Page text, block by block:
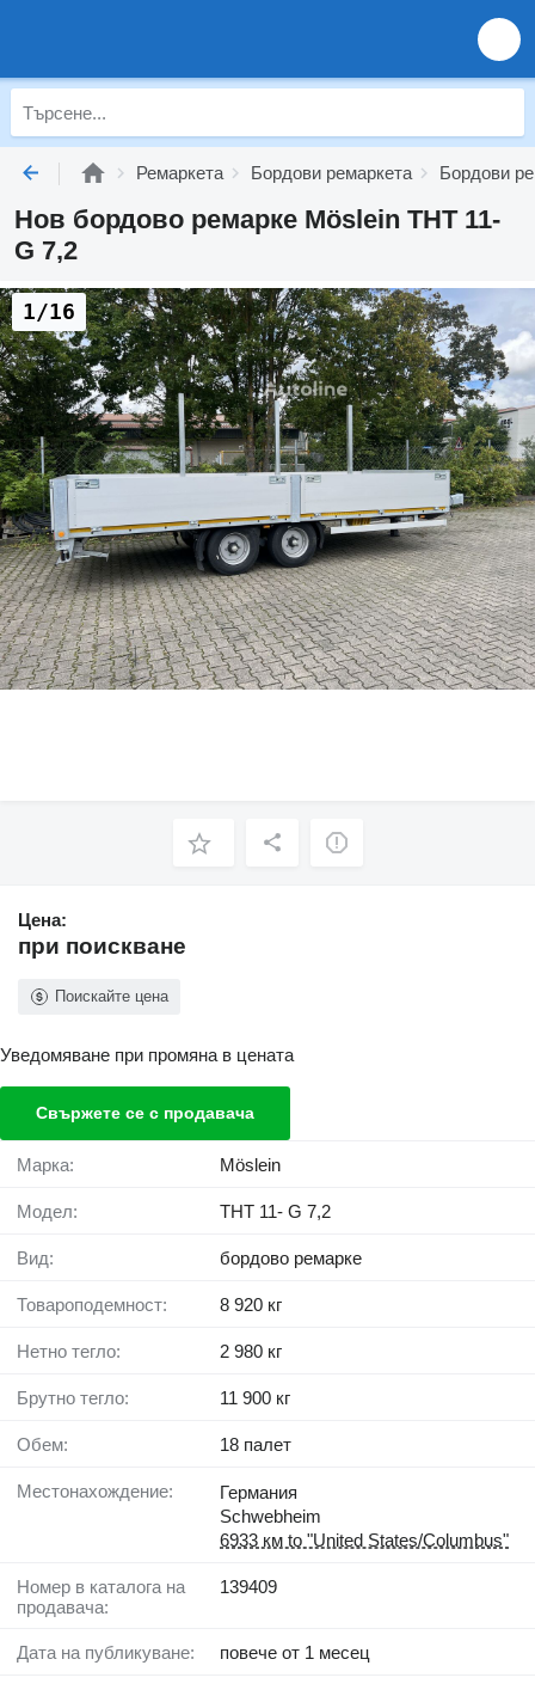
Ремаркета Бордови ремаркета Бордови
Нов бордово ремарке Möslein THT 11-
G 7,2
1/16
Цена:
при поискване
Поискайте цена
Уведомяване при промяна в цената
Свържете се с продавача
Марка: Möslein
Модел: THT 11- G 7,2
Вид: бордово ремарке
Товароподемност: 8 920 кг
Нетно тегло: 2 980 кг
Брутно тегло: 11 900 кг
Обем: 18 палет
Местонахождение:
Германия
Schwebheim
6933 км to "United States/Columbus"
Номер в каталога на
продавача:
139409
Дата на публикуване: повече от 1 месец